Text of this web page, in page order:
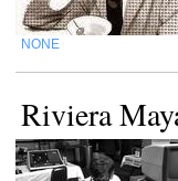
NONE
Riviera